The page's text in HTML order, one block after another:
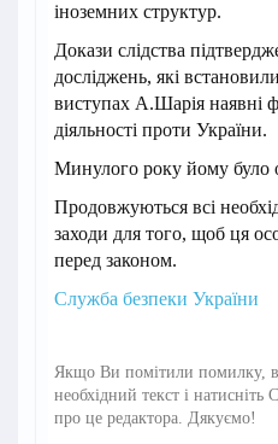
іноземних структур.
Докази слідства
досліджень, які
виступах А.Шарія наявні
діяльності проти України.
Минулого року йому було
Продовжуються всі
заходи для того, щоб ця
перед законом.
Служба безпеки України
Якщо Ви помітили помилку,
необхідний текст і
про це редактора. Дякуємо!